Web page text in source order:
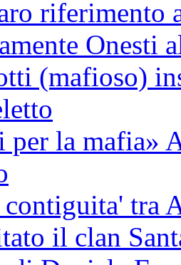
riferimento
Onesti
(mafioso)
la mafia»
contiguita' tra
il clan